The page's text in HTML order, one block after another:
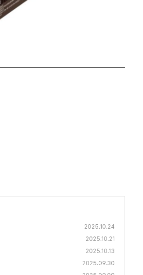
2025.10.24
2025.10.21
2025.10.13
2025.09.30